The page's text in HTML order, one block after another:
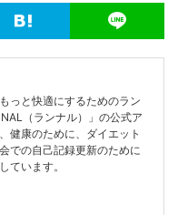
っと快適にするためのラン
（ランナル）」の公式ア
健康のために、ダイエット
での自己記録更新のために
ています。